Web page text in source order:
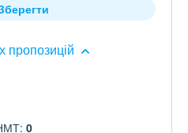
пропозицій
0